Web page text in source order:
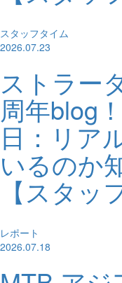
スタッフタイム
2026.07.23
ストラー
周年blog
日：リア
いるのか
【スタッ
レポート
2026.07.18